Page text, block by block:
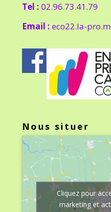
Tel : 02.96.73.41.79
Email : eco22.la-
Nous situer
Cliquez pour
marketing et